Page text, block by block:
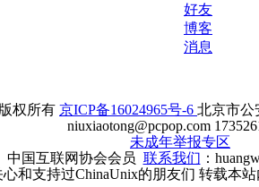
好友
博客
消息
权所有 京ICP备16024965号-6 北京市公
niuxiaotong@pcpop.com
未成年举报专区
中国互联网协会会员 联系我们 ：
和支持过ChinaUnix的朋友们 转载本